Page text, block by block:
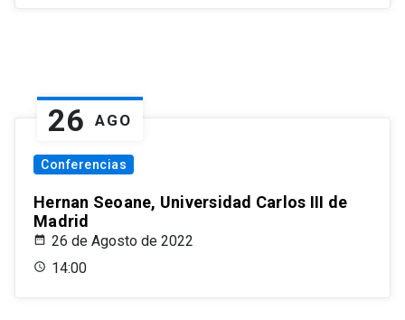
26 AGO
Conferencias
Hernan Seoane, Universidad Carlos III de
Madrid
26 de Agosto de 2022
14:00